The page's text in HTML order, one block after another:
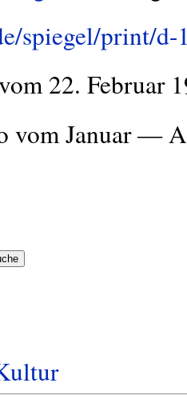
spiegel/print/
22. Februar
vom Januar —